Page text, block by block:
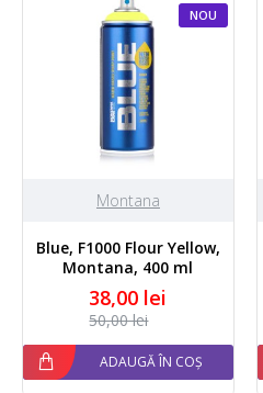
NOU
Montana
Blue, F1000 Flour Yellow,
Montana, 400 ml
38,00 lei
50,00 lei
ADAUGĂ ÎN COȘ